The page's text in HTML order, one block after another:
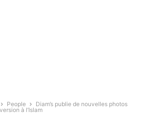
People
Diam’s publie de nouvelles photos
à l’Islam